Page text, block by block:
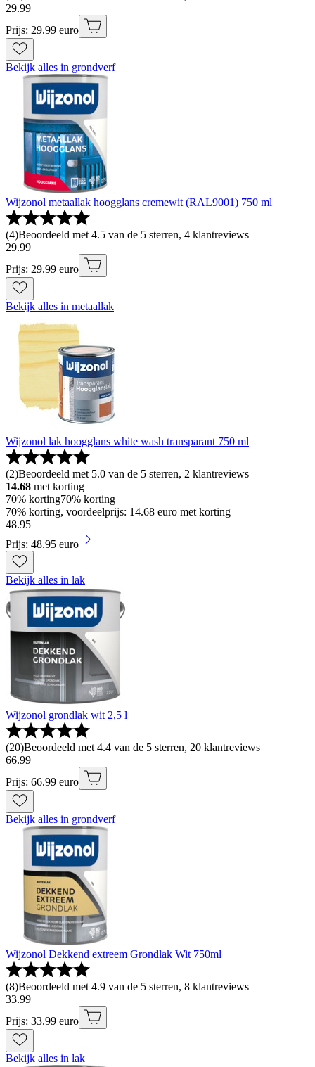
29.99
Prijs: 29.99 euro
Bekijk alles in grondverf
Wijzonol metaallak hoogglans cremewit (RAL9001) 750 ml
(4)Beoordeeld met 4.5 van de 5 sterren, 4 klantreviews
29.99
Prijs: 29.99 euro
Bekijk alles in metaallak
Wijzonol lak hoogglans white wash transparant 750 ml
(2)Beoordeeld met 5.0 van de 5 sterren, 2 klantreviews
14.68 met korting
70% korting70% korting
70% korting, voordeelprijs: 14.68 euro met korting
48.95
Prijs: 48.95 euro
Bekijk alles in lak
Wijzonol grondlak wit 2,5 l
(20)Beoordeeld met 4.4 van de 5 sterren, 20 klantreviews
66.99
Prijs: 66.99 euro
Bekijk alles in grondverf
Wijzonol Dekkend extreem Grondlak Wit 750ml
(8)Beoordeeld met 4.9 van de 5 sterren, 8 klantreviews
33.99
Prijs: 33.99 euro
Bekijk alles in lak